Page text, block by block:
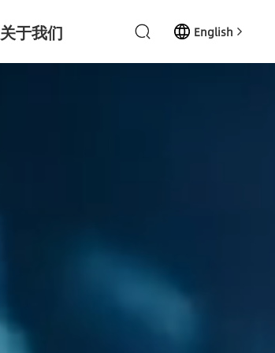
关于我们 English